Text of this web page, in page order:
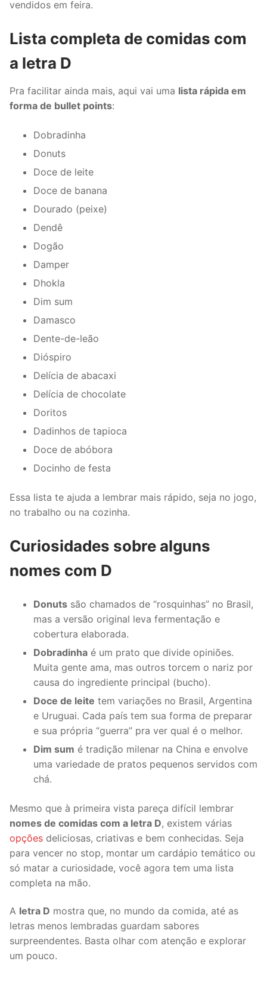
vendidos em feira.
Lista completa de comidas com
a letra D
Pra facilitar ainda mais, aqui vai uma lista rápida em
forma de bullet points:
Dobradinha
Donuts
Doce de leite
Doce de banana
Dourado (peixe)
Dendê
Dogão
Damper
Dhokla
Dim sum
Damasco
Dente-de-leão
Dióspiro
Delícia de abacaxi
Delícia de chocolate
Doritos
Dadinhos de tapioca
Doce de abóbora
Docinho de festa
Essa lista te ajuda a lembrar mais rápido, seja no jogo,
no trabalho ou na cozinha.
Curiosidades sobre alguns
nomes com D
Donuts são chamados de “rosquinhas” no Brasil,
mas a versão original leva fermentação e
cobertura elaborada.
Dobradinha é um prato que divide opiniões.
Muita gente ama, mas outros torcem o nariz por
causa do ingrediente principal (bucho).
Doce de leite tem variações no Brasil, Argentina
e Uruguai. Cada país tem sua forma de preparar
e sua própria “guerra” pra ver qual é o melhor.
Dim sum é tradição milenar na China e envolve
uma variedade de pratos pequenos servidos com
chá.
Mesmo que à primeira vista pareça difícil lembrar
nomes de comidas com a letra D, existem várias
opções deliciosas, criativas e bem conhecidas. Seja
para vencer no stop, montar um cardápio temático ou
só matar a curiosidade, você agora tem uma lista
completa na mão.
A letra D mostra que, no mundo da comida, até as
letras menos lembradas guardam sabores
surpreendentes. Basta olhar com atenção e explorar
um pouco.